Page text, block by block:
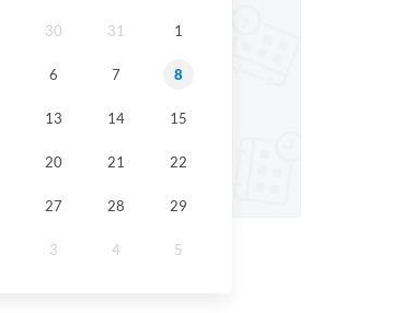
30 31 1
6 7 8
13 14 15
20 21 22
27 28 29
3 4 5